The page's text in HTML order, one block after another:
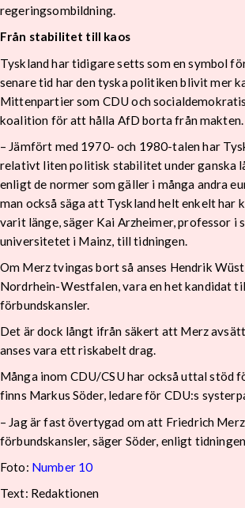
regeringsombildning.
Från stabilitet till kaos
Tyskland har tidigare setts som en symbol
senare tid har den tyska politiken blivit mer
Mittenpartier som CDU och
koalition för att hålla AfD borta från makten.
– Jämfört med 1970- och 1980-talen har
relativt liten politisk stabilitet under ganska
enligt de normer som gäller i många andra
man också säga att Tyskland helt enkelt har
varit länge, säger Kai Arzheimer, professor i
universitetet i Mainz, till tidningen.
Om Merz tvingas bort så anses Hendrik
Nordrhein-Westfalen, vara en het kandidat
förbundskansler.
Det är dock långt ifrån säkert att Merz
anses vara ett riskabelt drag.
Många inom CDU/CSU har också uttal stöd
finns Markus Söder, ledare för CDU:s
– Jag är fast övertygad om att Friedrich
förbundskansler, säger Söder, enligt tidningen.
Foto: Number 10
Text: Redaktionen